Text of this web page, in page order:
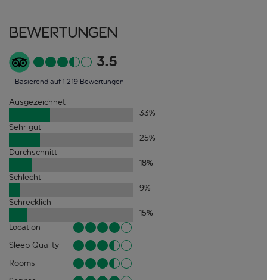
Bewertungen
3.5
Basierend auf 1.219 Bewertungen
Ausgezeichnet
33%
Sehr gut
25%
Durchschnitt
18%
Schlecht
9%
Schrecklich
15%
Location
Sleep Quality
Rooms